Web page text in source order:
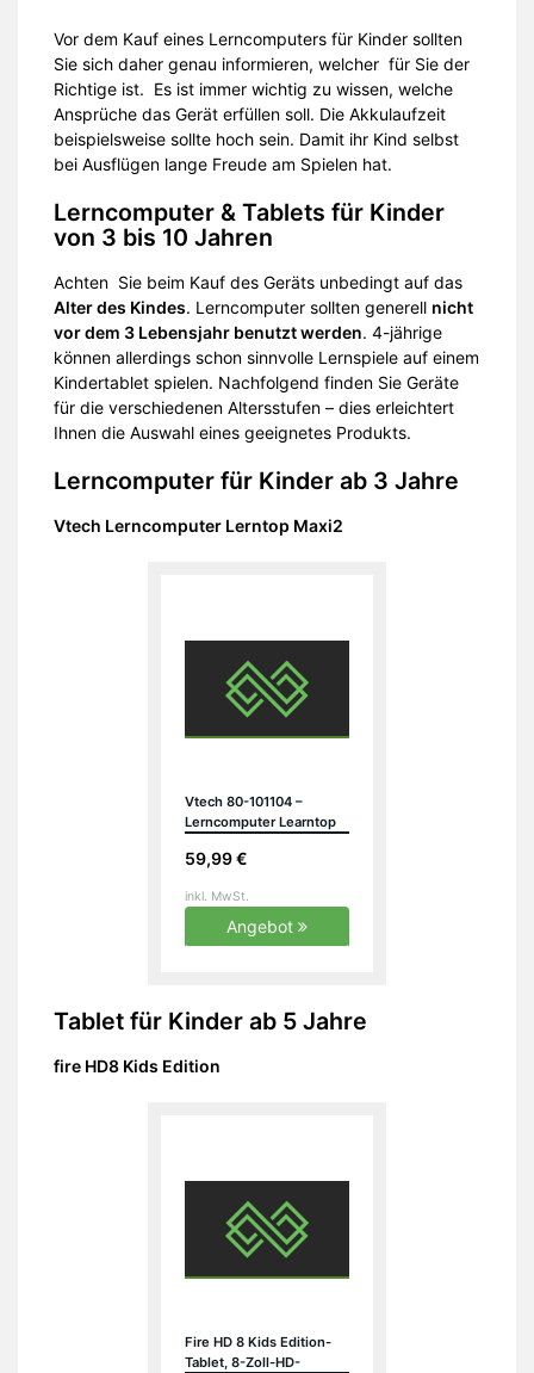
Vor dem Kauf eines Lerncomputers für Kinder sollten
Sie sich daher genau informieren, welcher für Sie der
Richtige ist. Es ist immer wichtig zu wissen, welche
Ansprüche das Gerät erfüllen soll. Die Akkulaufzeit
beispielsweise sollte hoch sein. Damit ihr Kind selbst
bei Ausflügen lange Freude am Spielen hat.
Lerncomputer & Tablets für Kinder
von 3 bis 10 Jahren
Achten Sie beim Kauf des Geräts unbedingt auf das
Alter des Kindes. Lerncomputer sollten generell nicht
vor dem 3 Lebensjahr benutzt werden. 4-jährige
können allerdings schon sinnvolle Lernspiele auf einem
Kindertablet spielen. Nachfolgend finden Sie Geräte
für die verschiedenen Altersstufen – dies erleichtert
Ihnen die Auswahl eines geeignetes Produkts.
Lerncomputer für Kinder ab 3 Jahre
Vtech Lerncomputer Lerntop Maxi2
Vtech 80-101104 –
Lerncomputer Learntop
59,99 €
inkl. MwSt.
Angebot
Tablet für Kinder ab 5 Jahre
fire HD8 Kids Edition
Fire HD 8 Kids Edition-
Tablet, 8-Zoll-HD-